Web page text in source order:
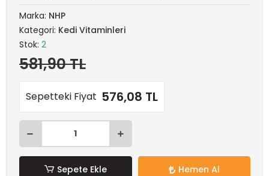
Marka: NHP
Kategori: Kedi Vitaminleri
Stok: 2
581,90 TL
Sepetteki Fiyat 576,08 TL
Sepete Ekle Hemen Al